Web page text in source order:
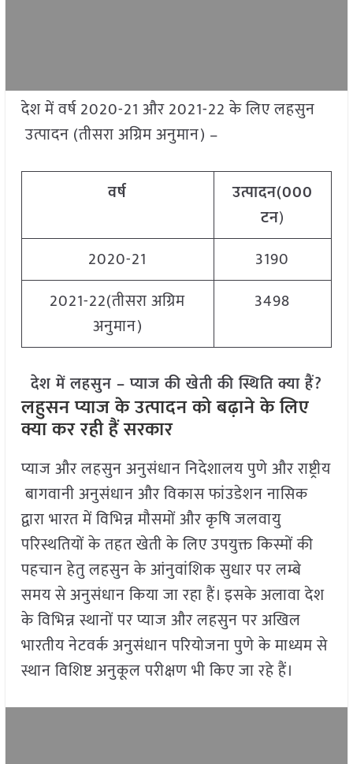
देश में वर्ष 2020-21 और 2021-22 के लिए लहसुन
उत्पादन (तीसरा अग्रिम अनुमान) –
वर्ष
उत्पादन(000
टन)
2020-21
3190
2021-22(तीसरा अग्रिम
अनुमान)
3498
देश में लहसुन – प्याज की खेती की स्थिति क्या हैं?
लहुसन प्याज के उत्पादन को बढ़ाने के लिए
क्या कर रही हैं सरकार
प्याज और लहसुन अनुसंधान निदेशालय पुणे और राष्ट्रीय
बागवानी अनुसंधान और विकास फांउडेशन नासिक
द्वारा भारत में विभिन्न मौसमों और कृषि जलवायु
परिस्थतियों के तहत खेती के लिए उपयुक्त किस्मों की
पहचान हेतु लहसुन के आंनुवांशिक सुधार पर लम्बे
समय से अनुसंधान किया जा रहा हैं। इसके अलावा देश
के विभिन्न स्थानों पर प्याज और लहसुन पर अखिल
भारतीय नेटवर्क अनुसंधान परियोजना पुणे के माध्यम से
स्थान विशिष्ट अनुकूल परीक्षण भी किए जा रहे हैं।